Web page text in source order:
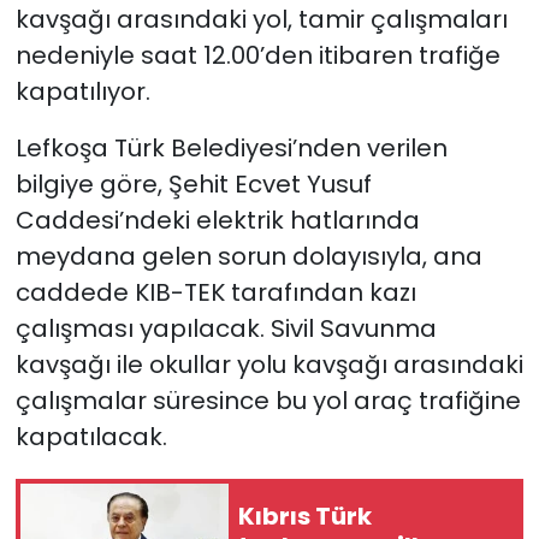
kavşağı arasındaki yol, tamir çalışmaları
nedeniyle saat 12.00’den itibaren trafiğe
kapatılıyor.
Lefkoşa Türk Belediyesi’nden verilen
bilgiye göre, Şehit Ecvet Yusuf
Caddesi’ndeki elektrik hatlarında
meydana gelen sorun dolayısıyla, ana
caddede KIB-TEK tarafından kazı
çalışması yapılacak. Sivil Savunma
kavşağı ile okullar yolu kavşağı arasındaki
çalışmalar süresince bu yol araç trafiğine
kapatılacak.
Kıbrıs Türk
SAĞLIK
Teknoloji
TÜRKiYE
Video Galeri
YAŞAM
Yazarlar